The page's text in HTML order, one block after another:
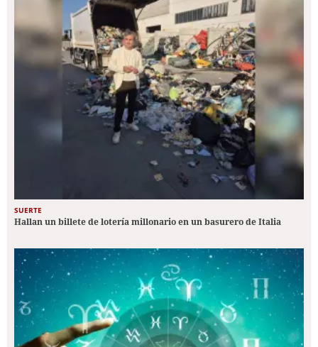
SUERTE
Hallan un billete de lotería millonario en un basurero de Italia